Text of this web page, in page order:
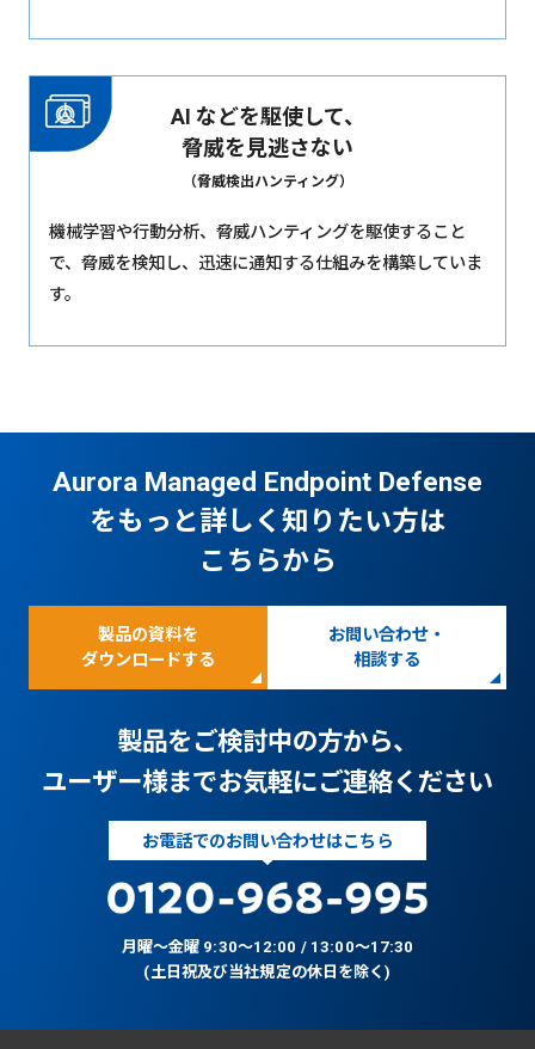
AI などを駆使して、
脅威を見逃さない
（脅威検出ハンティング）
機械学習や行動分析、脅威ハンティングを駆使すること
で、脅威を検知し、迅速に通知する仕組みを構築していま
す。
Aurora Managed Endpoint Defense
をもっと詳しく知りたい方は
こちらから
製品の資料を
ダウンロードする
お問い合わせ・
相談する
製品をご検討中の方から、
ユーザー様までお気軽にご連絡ください
お電話でのお問い合わせはこちら
月曜〜金曜 9:30〜12:00 / 13:00〜17:30
(土日祝及び当社規定の休日を除く)